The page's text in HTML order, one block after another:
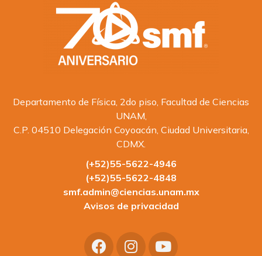
Departamento de Física, 2do piso, Facultad de Ciencias
UNAM,
C.P. 04510 Delegación Coyoacán, Ciudad Universitaria,
CDMX.
(+52)55-5622-4946
(+52)55-5622-4848
smf.admin@ciencias.unam.mx
Avisos de privacidad